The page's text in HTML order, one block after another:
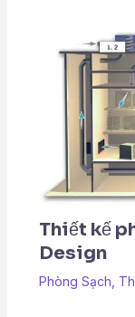
Thiết kế
Design
Phòng Sạch